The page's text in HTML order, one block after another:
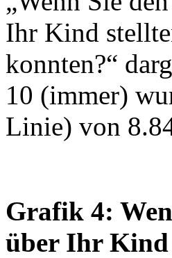
Ihr Kind
konnten?“
10 (immer)
Linie) von
Grafik 4:
über Ihr Kind